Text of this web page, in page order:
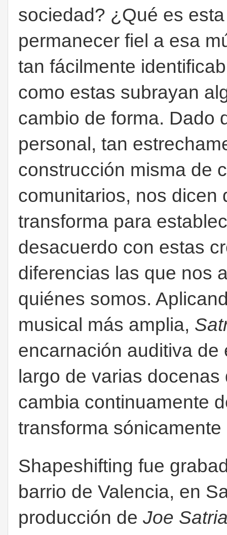
sociedad? ¿Qué es
permanecer fiel a esa
tan fácilmente
como estas subrayan
cambio de forma. Dado
personal, tan
construcción misma de
comunitarios, nos dicen
transforma para
desacuerdo con estas
diferencias las que nos
quiénes somos.
musical más amplia,
encarnación auditiva de
largo de varias
cambia continuamente
transforma
Shapeshifting fue
barrio de Valencia, en
producción de Joe